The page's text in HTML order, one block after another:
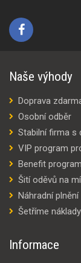
Naše výhody
Doprava
Osobní odběr
Stabilní firma s
VIP program
Benefit program
Šití oděvů na
Náhradní plnění
Šetříme náklady
Informace